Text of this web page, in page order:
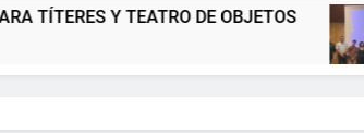
DE OBJETOS Gala del
12 Meses Atrás